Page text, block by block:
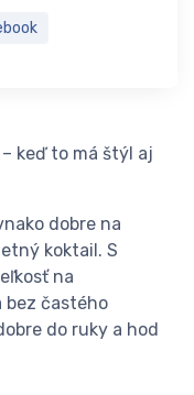
keď to má štýl aj
dobre na
koktail. S
na
bez častého
do ruky a hod